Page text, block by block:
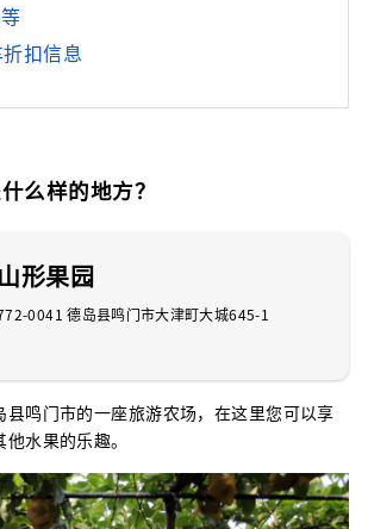
扣信息
么样的地方？
山形果园
0041 德岛县鸣门市大津町大城645-1
县鸣门市的一座旅游农场，在这里您可以享
水果的乐趣。